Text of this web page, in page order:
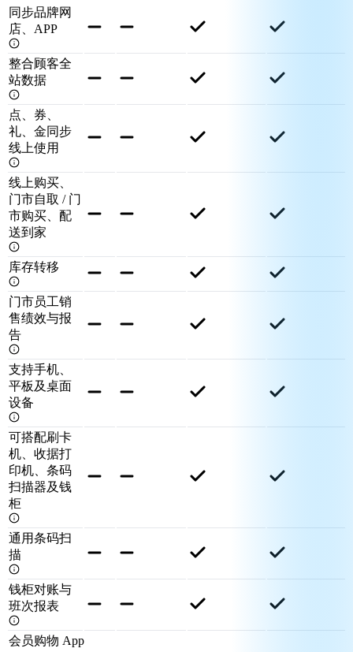
同步品牌网
店、APP
整合顾客全
站数据
点、券、
礼、金同步
线上使用
线上购买、
门市自取 / 门
市购买、配
送到家
库存转移
门市员工销
售绩效与报
告
支持手机、
平板及桌面
设备
可搭配刷卡
机、收据打
印机、条码
扫描器及钱
柜
通用条码扫
描
钱柜对账与
班次报表
会员购物 App